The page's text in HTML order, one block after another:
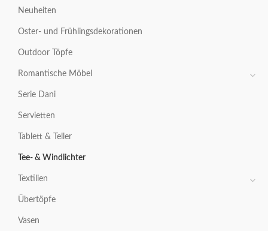
Neuheiten
Oster- und Frühlingsdekorationen
Outdoor Töpfe
Romantische Möbel
Serie Dani
Servietten
Tablett & Teller
Tee- & Windlichter
Textilien
Übertöpfe
Vasen